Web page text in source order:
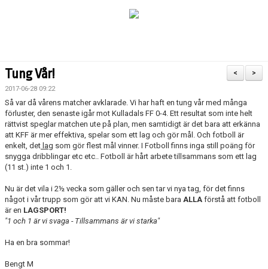
TRUPPEN
KONTAKT
DIV 6 SYDVÄSTRA
>
<
Tung Vår!
2017-06-28 09:22
Så var då vårens matcher avklarade. Vi har haft en tung vår med många
förluster, den senaste igår mot Kulladals FF 0-4. Ett resultat som inte helt
rättvist speglar matchen ute på plan, men samtidigt är det bara att erkänna
att KFF är mer effektiva, spelar som ett lag och gör mål. Och fotboll är
enkelt, det lag som gör flest mål vinner. I Fotboll finns inga still poäng för
snygga dribblingar etc etc.. Fotboll är hårt arbete tillsammans som ett lag
(11 st.) inte 1 och 1.
Nu är det vila i 2½ vecka som gäller och sen tar vi nya tag, för det finns
något i vår trupp som gör att vi KAN. Nu måste bara ALLA förstå att fotboll
är en LAGSPORT!
"1 och 1 är vi svaga - Tillsammans är vi starka"
Ha en bra sommar!
Bengt M